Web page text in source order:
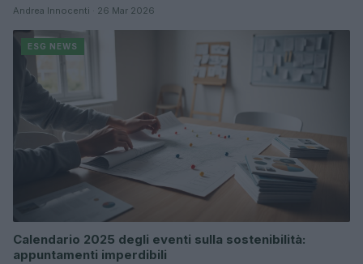
Andrea Innocenti · 26 Mar 2026
ESG NEWS
Calendario 2025 degli eventi sulla sostenibilità:
appuntamenti imperdibili